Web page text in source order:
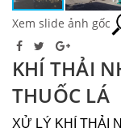
Xem slide ảnh gốc
KHÍ THẢI
THUỐC LÁ
XỬ LÝ KHÍ THẢI